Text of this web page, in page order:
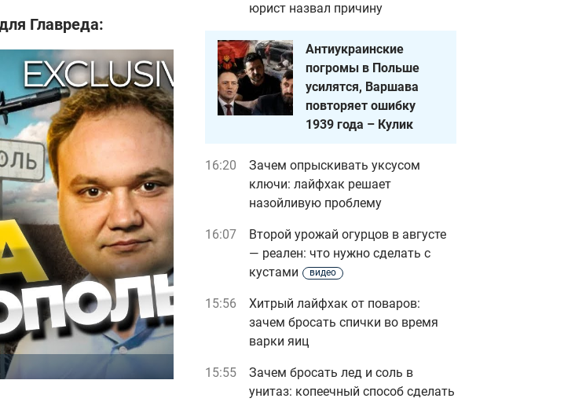
Главреда:
юрист назвал причину
Антиукраинские
погромы в Польше
усилятся, Варшава
повторяет ошибку
1939 года – Кулик
16:20
Зачем опрыскивать уксусом
ключи: лайфхак решает
назойливую проблему
16:07
Второй урожай огурцов в августе
— реален: что нужно сделать с
кустами
видео
15:56
Хитрый лайфхак от поваров:
зачем бросать спички во время
варки яиц
15:55
Зачем бросать лед и соль в
унитаз: копеечный способ сделать